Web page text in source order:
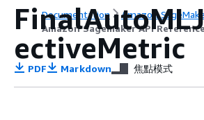
Documentation
Amazon
Amazon Sagemaker API Reference
ectiveMetric
PDF Markdown 焦點模式